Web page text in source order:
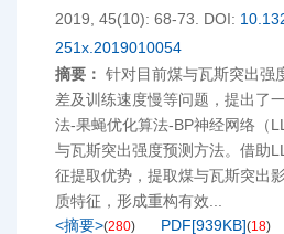
2019, 45(10): 68-73.
DOI:
251x.2019010054
摘要： 针对目前煤与瓦斯突出强
差及训练速度慢等问题，提出了
法-果蝇优化算法-BP神经网络（
与瓦斯突出强度预测方法。借助
征提取优势，提取煤与瓦斯突出
质特征，形成重构有效...
<摘要>(280) PDF[939KB](18)